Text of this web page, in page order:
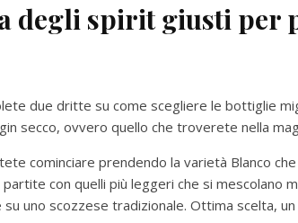
degli spirit giustiper
due dritte su come scegliere le bottiglie
secco, ovvero quello che troverete nella
cominciare prendendo la varietà Blanco
partite con quelli più leggeri che si mescolano
su uno scozzese tradizionale. Ottima scelta,